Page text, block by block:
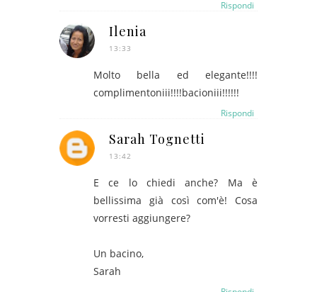
Rispondi
Ilenia
13:33
Molto bella ed elegante!!!!
complimentoniii!!!!bacioniii!!!!!!
Rispondi
Sarah Tognetti
13:42
E ce lo chiedi anche? Ma è
bellissima già così com'è! Cosa
vorresti aggiungere?
Un bacino,
Sarah